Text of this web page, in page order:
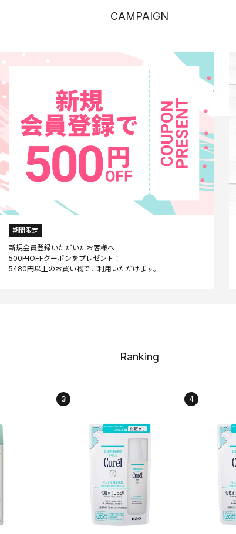
CAMPAIGN
期間限定
新規会員登録いただいたお客様へ
500円OFFクーポンをプレゼント！
Ranking
3 4